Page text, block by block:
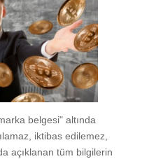
belgesi" altında
iktibas edilemez,
açıklanan tüm bilgilerin